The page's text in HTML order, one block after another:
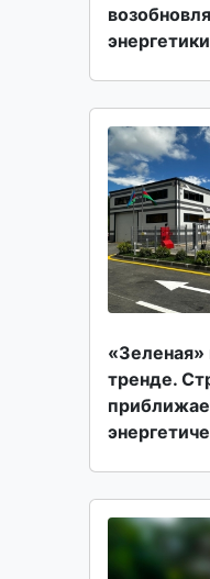
энергетики
«Зеленая»
тренде.